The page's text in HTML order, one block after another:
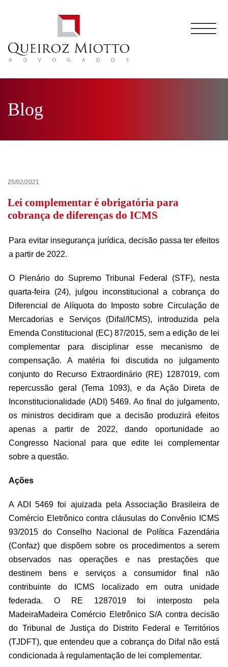
Blog
25/02/2021
Lei complementar é obrigatória para
cobrança de diferenças do ICMS
Para evitar insegurança jurídica, decisão passa ter efeitos
a partir de 2022.
O Plenário do Supremo Tribunal Federal (STF), nesta
quarta-feira (24), julgou inconstitucional a cobrança do
Diferencial de Alíquota do Imposto sobre Circulação de
Mercadorias e Serviços (Difal/ICMS), introduzida pela
Emenda Constitucional (EC) 87/2015, sem a edição de lei
complementar para disciplinar esse mecanismo de
compensação. A matéria foi discutida no julgamento
conjunto do Recurso Extraordinário (RE) 1287019, com
repercussão geral (Tema 1093), e da Ação Direta de
Inconstitucionalidade (ADI) 5469. Ao final do julgamento,
os ministros decidiram que a decisão produzirá efeitos
apenas a partir de 2022, dando oportunidade ao
Congresso Nacional para que edite lei complementar
sobre a questão.
Ações
A ADI 5469 foi ajuizada pela Associação Brasileira de
Comércio Eletrônico contra cláusulas do Convênio ICMS
93/2015 do Conselho Nacional de Política Fazendária
(Confaz) que dispõem sobre os procedimentos a serem
observados nas operações e nas prestações que
destinem bens e serviços a consumidor final não
contribuinte do ICMS localizado em outra unidade
federada. O RE 1287019 foi interposto pela
MadeiraMadeira Comércio Eletrônico S/A contra decisão
do Tribunal de Justiça do Distrito Federal e Territórios
(TJDFT), que entendeu que a cobrança do Difal não está
condicionada à regulamentação de lei complementar.